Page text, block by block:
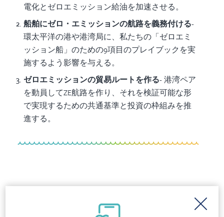
電化とゼロエミッション給油を加速させる。
船舶にゼロ・エミッションの航路を義務付ける-
環太平洋の港や港湾局に、私たちの「ゼロエミ
ッション船」のための9項目のプレイブックを実
施するよう影響を与える。
ゼロエミッションの貿易ルートを作る- 港湾ペア
を動員してZE航路を作り、それを検証可能な形
で実現するための共通基準と投資の枠組みを推
進する。
City leaders introduce historic